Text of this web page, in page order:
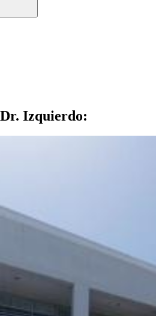
Izquierdo: